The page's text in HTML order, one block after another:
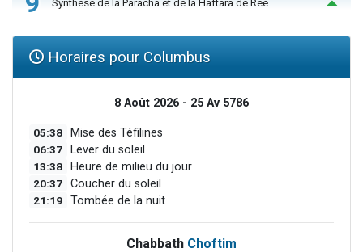
Synthèse de la Paracha et de la Haftara de Reé
Horaires pour Columbus
8 Août 2026 - 25 Av 5786
05:38 Mise des Téfilines
06:37 Lever du soleil
13:38 Heure de milieu du jour
20:37 Coucher du soleil
21:19 Tombée de la nuit
Chabbath Choftim